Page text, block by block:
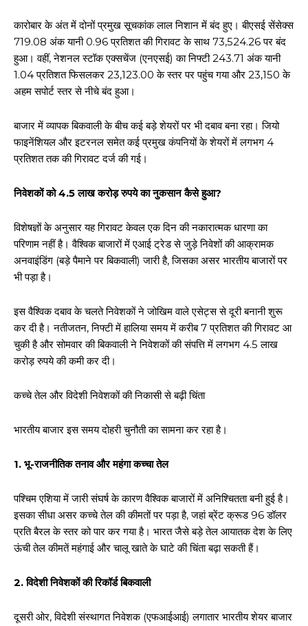
कारोबार के अंत में दोनों प्रमुख सूचकांक लाल निशान में बंद हुए। बीएसई सेंसेक्स
719.08 अंक यानी 0.96 प्रतिशत की गिरावट के साथ 73,524.26 पर बंद
हुआ। वहीं, नेशनल स्टॉक एक्सचेंज (एनएसई) का निफ्टी 243.71 अंक यानी
1.04 प्रतिशत फिसलकर 23,123.00 के स्तर पर पहुंच गया और 23,150 के
अहम सपोर्ट स्तर से नीचे बंद हुआ।
बाजार में व्यापक बिकवाली के बीच कई बड़े शेयरों पर भी दबाव बना रहा। जियो
फाइनेंशियल और इटरनल समेत कई प्रमुख कंपनियों के शेयरों में लगभग 4
प्रतिशत तक की गिरावट दर्ज की गई।
निवेशकों को 4.5 लाख करोड़ रुपये का नुकसान कैसे हुआ?
विशेषज्ञों के अनुसार यह गिरावट केवल एक दिन की नकारात्मक धारणा का
परिणाम नहीं है। वैश्विक बाजारों में एआई ट्रेड से जुड़े निवेशों की आक्रामक
अनवाइंडिंग (बड़े पैमाने पर बिकवाली) जारी है, जिसका असर भारतीय बाजारों पर
भी पड़ा है।
इस वैश्विक दबाव के चलते निवेशकों ने जोखिम वाले एसेट्स से दूरी बनानी शुरू
कर दी है। नतीजतन, निफ्टी में हालिया समय में करीब 7 प्रतिशत की गिरावट आ
चुकी है और सोमवार की बिकवाली ने निवेशकों की संपत्ति में लगभग 4.5 लाख
करोड़ रुपये की कमी कर दी।
कच्चे तेल और विदेशी निवेशकों की निकासी से बढ़ी चिंता
भारतीय बाजार इस समय दोहरी चुनौती का सामना कर रहा है।
1. भू-राजनीतिक तनाव और महंगा कच्चा तेल
पश्चिम एशिया में जारी संघर्ष के कारण वैश्विक बाजारों में अनिश्चितता बनी हुई है।
इसका सीधा असर कच्चे तेल की कीमतों पर पड़ा है, जहां ब्रेंट क्रूड 96 डॉलर
प्रति बैरल के स्तर को पार कर गया है। भारत जैसे बड़े तेल आयातक देश के लिए
ऊंची तेल कीमतें महंगाई और चालू खाते के घाटे की चिंता बढ़ा सकती हैं।
2. विदेशी निवेशकों की रिकॉर्ड बिकवाली
दूसरी ओर, विदेशी संस्थागत निवेशक (एफआईआई) लगातार भारतीय शेयर बाजार